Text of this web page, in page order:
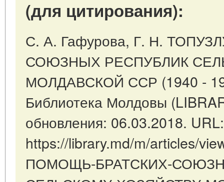
(для цитирования):
С. А. Гафурова, Г. Н.
СОЮЗНЫХ РЕСПУБЛИК
МОЛДАВСКОЙ ССР (1940 -
Библиотека Молдовы
обновления: 06.03.2018. URL:
https://library.md/m/articles/
ПОМОЩЬ-БРАТСКИХ-